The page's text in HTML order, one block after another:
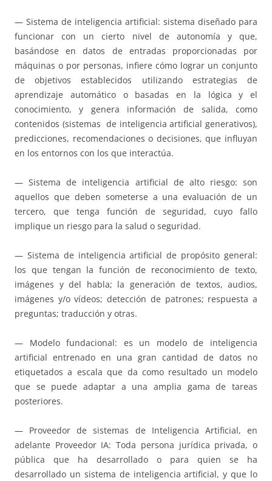
— Sistema de inteligencia artificial: sistema diseñado para
funcionar con un cierto nivel de autonomía y que,
basándose en datos de entradas proporcionadas por
máquinas o por personas, infiere cómo lograr un conjunto
de objetivos establecidos utilizando estrategias de
aprendizaje automático o basadas en la lógica y el
conocimiento, y genera información de salida, como
contenidos (sistemas de inteligencia artificial generativos),
predicciones, recomendaciones o decisiones, que influyan
en los entornos con los que interactúa.
— Sistema de inteligencia artificial de alto riesgo: son
aquellos que deben someterse a una evaluación de un
tercero, que tenga función de seguridad, cuyo fallo
implique un riesgo para la salud o seguridad.
— Sistema de inteligencia artificial de propósito general:
los que tengan la función de reconocimiento de texto,
imágenes y del habla; la generación de textos, audios,
imágenes y/o vídeos; detección de patrones; respuesta a
preguntas; traducción y otras.
— Modelo fundacional: es un modelo de inteligencia
artificial entrenado en una gran cantidad de datos no
etiquetados a escala que da como resultado un modelo
que se puede adaptar a una amplia gama de tareas
posteriores.
— Proveedor de sistemas de Inteligencia Artificial, en
adelante Proveedor IA: Toda persona jurídica privada, o
pública que ha desarrollado o para quien se ha
desarrollado un sistema de inteligencia artificial, y que lo